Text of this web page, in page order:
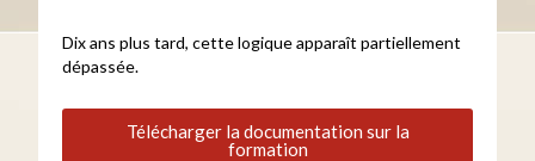
Dix ans plus tard, cette logique apparaît partiellement
dépassée.
Télécharger la documentation sur la
formation